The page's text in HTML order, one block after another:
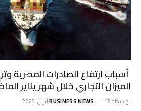
أسباب ارتفاع الصادرات المصرية
الميزان التجاري خلال شهر يناير
بواسطة BUSINESS NEWS 12 أبريل، 2025